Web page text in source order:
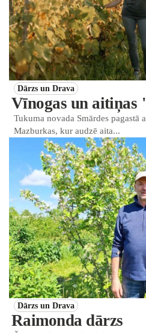
Dārzs un Drava
Vīnogas un
Tukuma novada Smārdes pagastā
Mazburkas, kur audzē aita...
Dārzs un Drava
Raimonda dārzs